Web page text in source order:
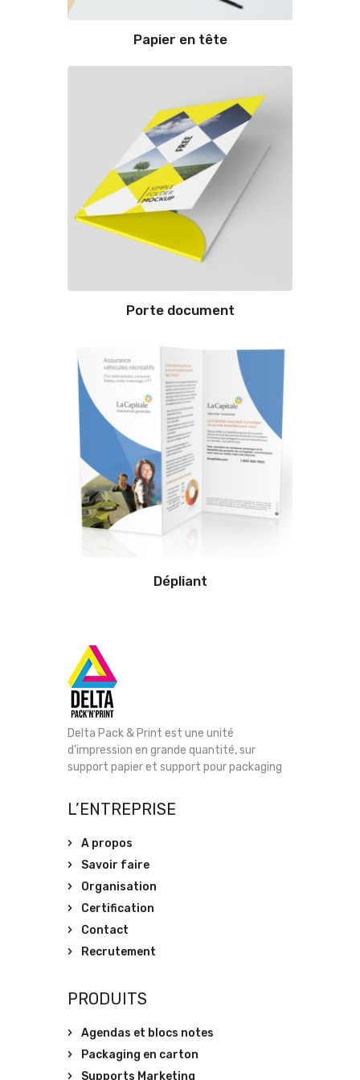
Papier en tête
Porte document
Dépliant
Delta Pack & Print est une unité
d’impression en grande quantité, sur
support papier et support pour packaging
L’ENTREPRISE
A propos
Savoir faire
Organisation
Certification
Contact
Recrutement
PRODUITS
Agendas et blocs notes
Packaging en carton
Supports Marketing